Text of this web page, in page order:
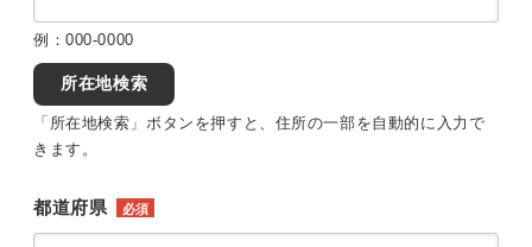
例：000-0000
所在地検索
「所在地検索」ボタンを押すと、住所の一部を自動的に入力で
きます。
都道府県 必須